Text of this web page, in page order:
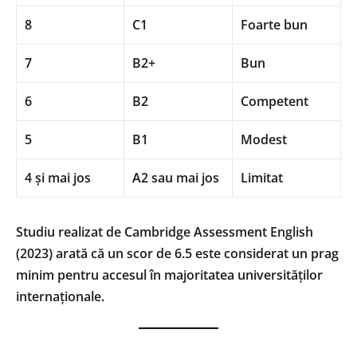
8 C1 Foarte bun
7 B2+ Bun
6 B2 Competent
5 B1 Modest
4 și mai jos A2 sau mai jos Limitat
Studiu realizat de Cambridge Assessment English
(2023) arată că un scor de 6.5 este considerat un prag
minim pentru accesul în majoritatea universităților
internaționale.